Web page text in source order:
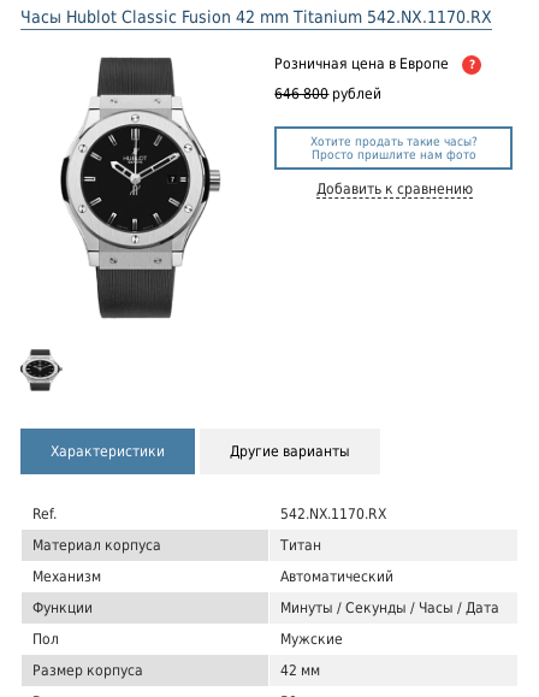
Часы Hublot Classic Fusion 42 mm Titanium 542.NX.1170.RX
Розничная цена в Европе ?
646 800 рублей
Хотите продать такие часы?
Просто пришлите нам фото
Добавить к сравнению
Характеристики Другие варианты
Ref.
542.NX.1170.RX
Материал корпуса
Титан
Механизм
Автоматический
Функции
Минуты / Секунды / Часы / Дата
Пол
Мужские
Размер корпуса
42 мм